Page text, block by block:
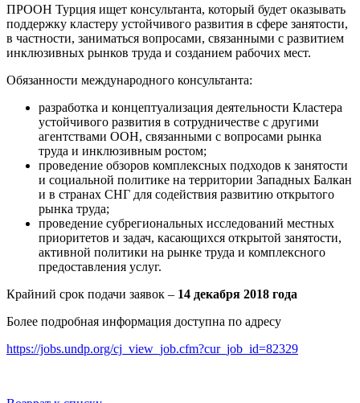
ПРООН Турция ищет консультанта, который будет оказывать
поддержку кластеру устойчивого развития в сфере занятости,
в частности, заниматься вопросами, связанными с развитием
инклюзивных рынков труда и созданием рабочих мест.
Обязанности международного консультанта:
разработка и концептуализация деятельности Кластера
устойчивого развития в сотрудничестве с другими
агентствами ООН, связанными с вопросами рынка
труда и инклюзивным ростом;
проведение обзоров комплексных подходов к занятости
и социальной политике на территории Западных Балкан
и в странах СНГ для содействия развитию открытого
рынка труда;
проведение субрегиональных исследований местных
приоритетов и задач, касающихся открытой занятости,
активной политики на рынке труда и комплексного
предоставления услуг.
Крайний срок подачи заявок – 14 декабря 2018 года
Более подробная информация доступна по адресу
https://jobs.undp.org/cj_view_job.cfm?cur_job_id=82329